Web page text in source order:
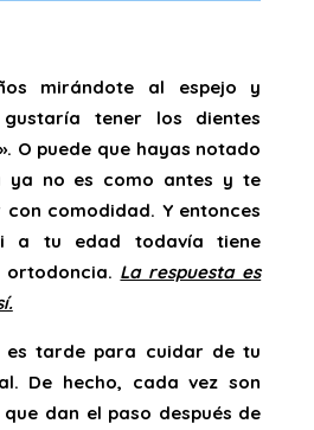
mirándote al espejo y
gustaría tener los dientes
O puede que hayas notado
ya no es como antes y te
comodidad. Y entonces
a tu edad todavía tiene
ortodoncia. La respuesta es
es tarde para cuidar de tu
De hecho, cada vez son
dan el paso después de